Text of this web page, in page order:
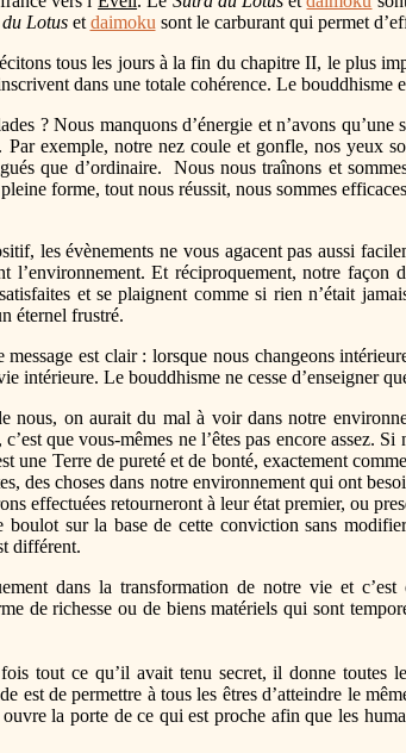
Lotuset daimoku sont le carburant qui permet
tous les jours à la fin du chapitre II, le plus
dans une totale cohérence. Le bouddhisme
? Nous manquons d’énergie et n’avons
exemple, notre nez coule et gonfle, nos yeux
que d’ordinaire. Nous nous traînons et
forme, tout nous réussit, nous sommes
les évènements ne vous agacent pas aussi
l’environnement. Et réciproquement, notre
et se plaignent comme si rien n’était
éternel frustré.
est clair : lorsque nous changeons
intérieure. Le bouddhisme ne cesse d’enseigner
nous, on aurait du mal à voir dans notre
que vous-mêmes ne l’êtes pas encore assez.
une Terre de pureté et de bonté, exactement
des choses dans notre environnement qui ont
effectuées retourneront à leur état premier, ou
sur la base de cette conviction sans
différent.
dans la transformation de notre vie et
de richesse ou de biens matériels qui sont
tout ce qu’il avait tenu secret, il donne toutes
est de permettre à tous les êtres d’atteindre le
la porte de ce qui est proche afin que les